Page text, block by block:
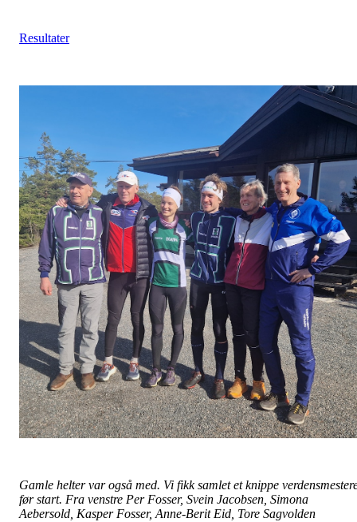
Resultater
Gamle helter var også med. Vi fikk samlet et knippe
før start. Fra venstre Per Fosser, Svein Jacobsen, Simona
Aebersold, Kasper Fosser, Anne-Berit Eid, Tore Sagvolden